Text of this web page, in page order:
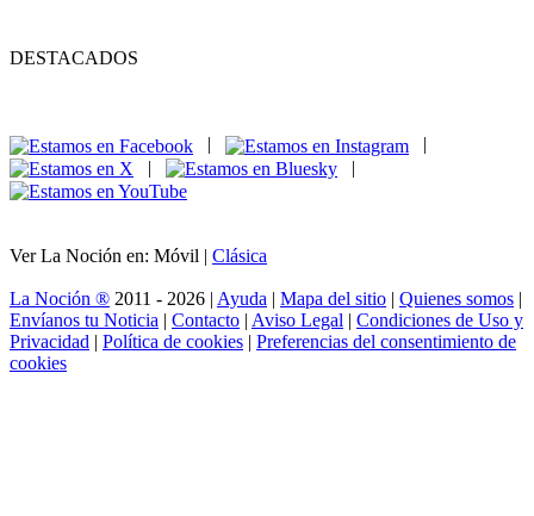
DESTACADOS
|
|
Ver La Noción en: Móvil | Clásica
La Noción ® 2011 - 2026 | Ayuda | Mapa del sitio | Quienes somos |
Envíanos tu Noticia | Contacto | Aviso Legal | Condiciones de Uso y
Privacidad | Política de cookies | Preferencias del consentimiento de
cookies